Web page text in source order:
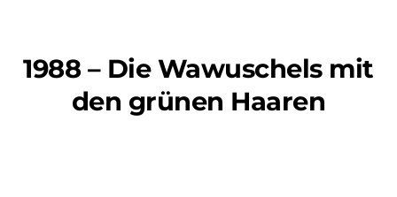
1988 – Die Wawuschels mit
den grünen Haaren